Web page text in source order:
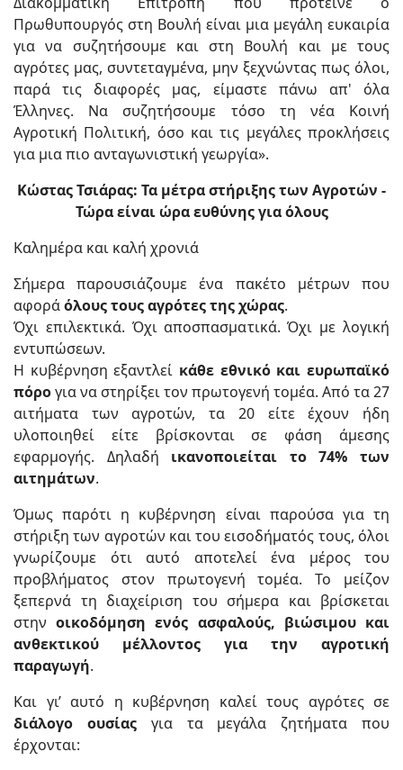
Πρωθυπουργός στη Βουλή είναι μια μεγάλη ευκαιρία
για να συζητήσουμε και στη Βουλή και με τους
αγρότες μας, συντεταγμένα, μην ξεχνώντας πως όλοι,
παρά τις διαφορές μας, είμαστε πάνω απ' όλα
Έλληνες. Να συζητήσουμε τόσο τη νέα Κοινή
Αγροτική Πολιτική, όσο και τις μεγάλες προκλήσεις
για μια πιο ανταγωνιστική γεωργία».
Κώστας Τσιάρας: Τα μέτρα στήριξης των Αγροτών -
Τώρα είναι ώρα ευθύνης για όλους
Καλημέρα και καλή χρονιά
Σήμερα παρουσιάζουμε ένα πακέτο μέτρων που
αφοράόλους τους αγρότες της χώρας.
Όχι επιλεκτικά. Όχι αποσπασματικά. Όχι με λογική
εντυπώσεων.
Η κυβέρνηση εξαντλεί κάθε εθνικό και ευρωπαϊκό
πόρογια να στηρίξει τον πρωτογενή τομέα. Από τα 27
αιτήματα των αγροτών, τα 20 είτε έχουν ήδη
υλοποιηθεί είτε βρίσκονται σε φάση άμεσης
εφαρμογής. Δηλαδή ικανοποιείται το 74% των
αιτημάτων.
Όμως παρότι η κυβέρνηση είναι παρούσα για τη
στήριξη των αγροτών και του εισοδήματός τους, όλοι
γνωρίζουμε ότι αυτό αποτελεί ένα μέρος του
προβλήματος στον πρωτογενή τομέα. Το μείζον
ξεπερνά τη διαχείριση του σήμερα και βρίσκεται
στηνοικοδόμηση ενός ασφαλούς, βιώσιμου και
ανθεκτικού μέλλοντος για την αγροτική
παραγωγή.
Και γι’ αυτό η κυβέρνηση καλεί τους αγρότες σε
διάλογο ουσίαςγια τα μεγάλα ζητήματα που
έρχονται: